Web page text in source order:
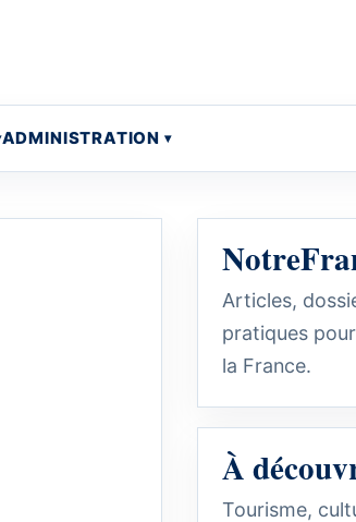
ADMINISTRATION
Articles,
pratiques
la France.
À
Tourisme,